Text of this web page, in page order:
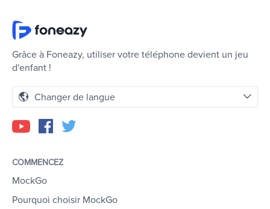
Grâce à Foneazy, utiliser votre téléphone devient un jeu
d'enfant !
Changer de langue
COMMENCEZ
MockGo
Pourquoi choisir MockGo